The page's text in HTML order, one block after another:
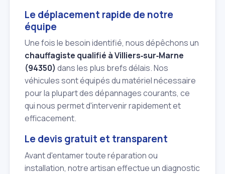
Le déplacement rapide de notre
équipe
Une fois le besoin identifié, nous dépêchons un
chauffagiste qualifié à Villiers‑sur‑Marne
(94350) dans les plus brefs délais. Nos
véhicules sont équipés du matériel nécessaire
pour la plupart des dépannages courants, ce
qui nous permet d'intervenir rapidement et
efficacement.
Le devis gratuit et transparent
Avant d'entamer toute réparation ou
installation, notre artisan effectue un diagnostic